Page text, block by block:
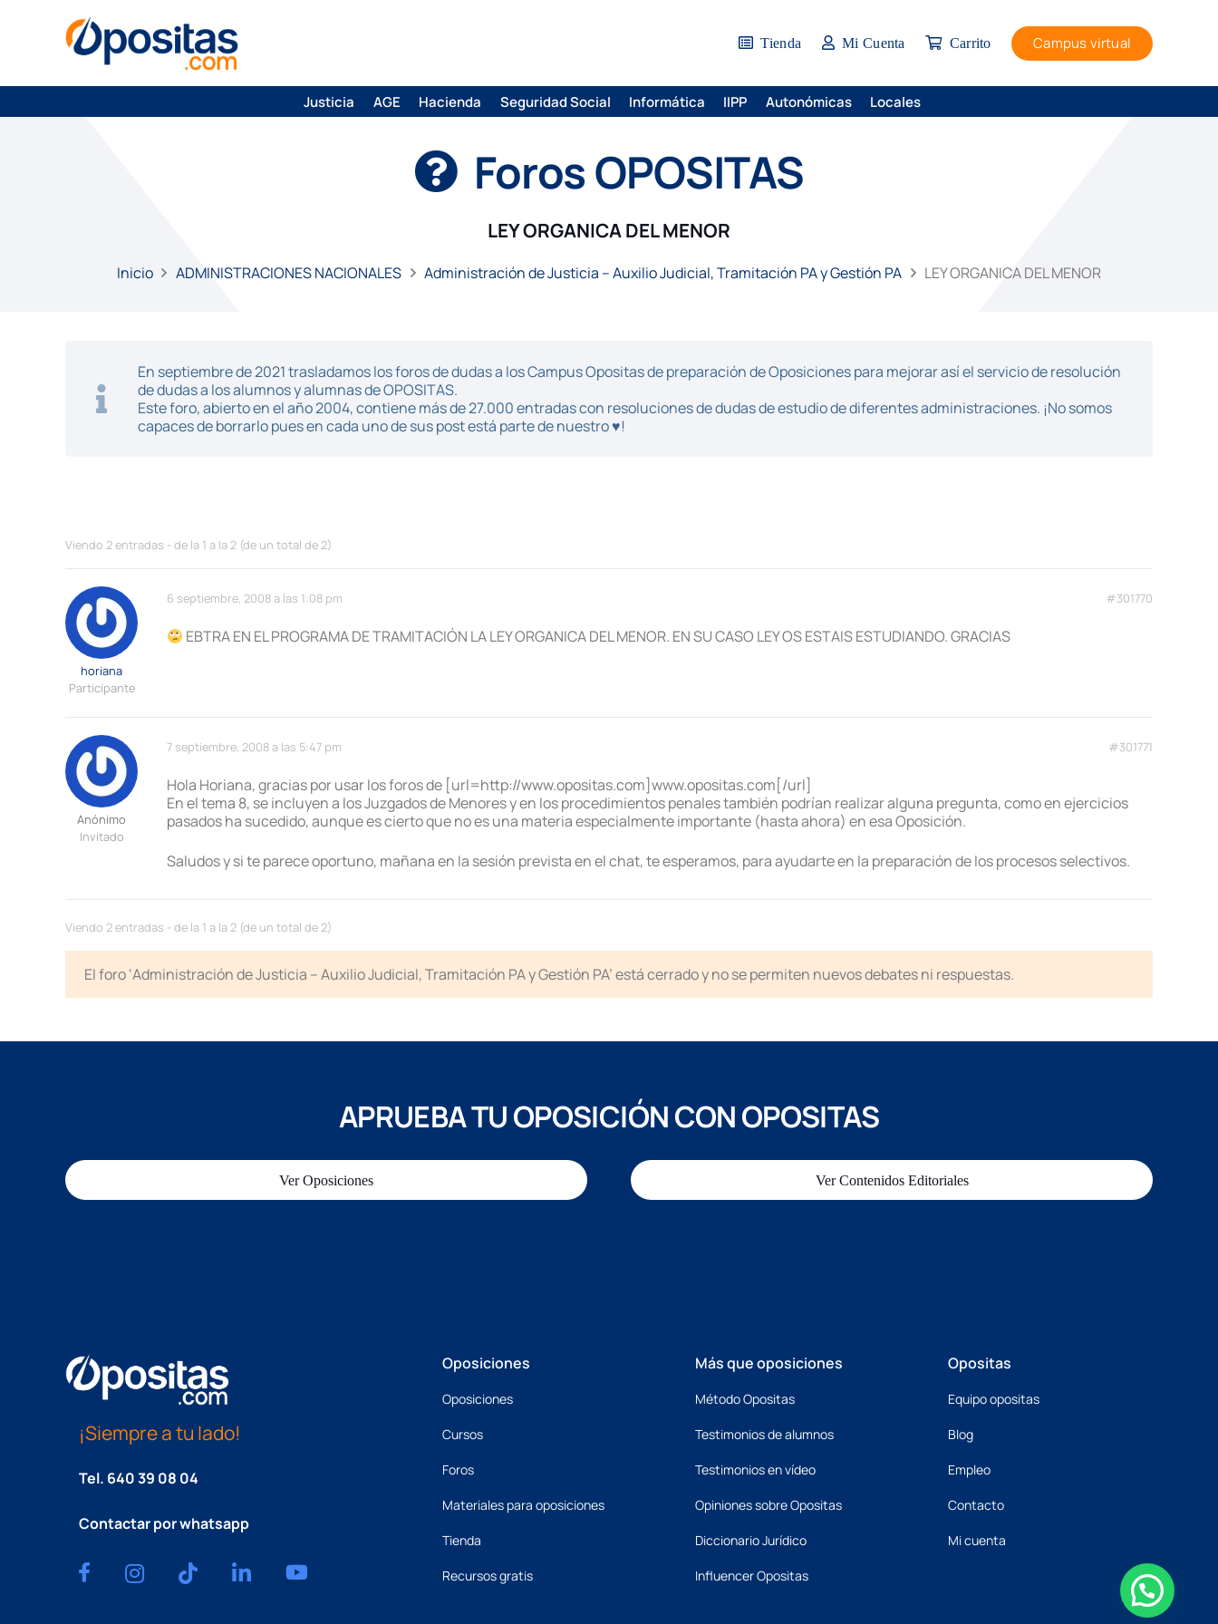
Tienda Mi Cuenta Carrito Campus virtual
Justicia AGE Hacienda Seguridad Social Informática IIPP Autonómicas Locales
Foros OPOSITAS
LEY ORGANICA DEL MENOR
Inicio ADMINISTRACIONES NACIONALES Administración de Justicia – Auxilio Judicial, Tramitación PA y Gestión PA LEY ORGANICA DEL MENOR
En septiembre de 2021 trasladamos los foros de dudas a los Campus Opositas de preparación de Oposiciones para mejorar así el servicio de resolución
de dudas a los alumnos y alumnas de OPOSITAS.
Este foro, abierto en el año 2004, contiene más de 27.000 entradas con resoluciones de dudas de estudio de diferentes administraciones. ¡No somos
capaces de borrarlo pues en cada uno de sus post está parte de nuestro ♥!
Viendo 2 entradas - de la 1 a la 2 (de un total de 2)
6 septiembre, 2008 a las 1:08 pm #301770
horiana
Participante
EBTRA EN EL PROGRAMA DE TRAMITACIÓN LA LEY ORGANICA DEL MENOR. EN SU CASO LEY OS ESTAIS ESTUDIANDO. GRACIAS
7 septiembre, 2008 a las 5:47 pm #301771
Anónimo
Invitado
Hola Horiana, gracias por usar los foros de [url=http://www.opositas.com]www.opositas.com[/url]
En el tema 8, se incluyen a los Juzgados de Menores y en los procedimientos penales también podrían realizar alguna pregunta, como en ejercicios
pasados ha sucedido, aunque es cierto que no es una materia especialmente importante (hasta ahora) en esa Oposición.
Saludos y si te parece oportuno, mañana en la sesión prevista en el chat, te esperamos, para ayudarte en la preparación de los procesos selectivos.
Viendo 2 entradas - de la 1 a la 2 (de un total de 2)
El foro ‘Administración de Justicia – Auxilio Judicial, Tramitación PA y Gestión PA’ está cerrado y no se permiten nuevos debates ni respuestas.
APRUEBA TU OPOSICIÓN CON OPOSITAS
Ver Oposiciones Ver Contenidos Editoriales
¡Siempre a tu lado!
Tel. 640 39 08 04
Contactar por whatsapp
Oposiciones
Oposiciones
Cursos
Foros
Materiales para oposiciones
Tienda
Recursos gratis
Más que oposiciones
Método Opositas
Testimonios de alumnos
Testimonios en vídeo
Opiniones sobre Opositas
Diccionario Jurídico
Influencer Opositas
Opositas
Equipo opositas
Blog
Empleo
Contacto
Mi cuenta